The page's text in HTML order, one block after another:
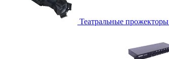
Театральные прожекторы